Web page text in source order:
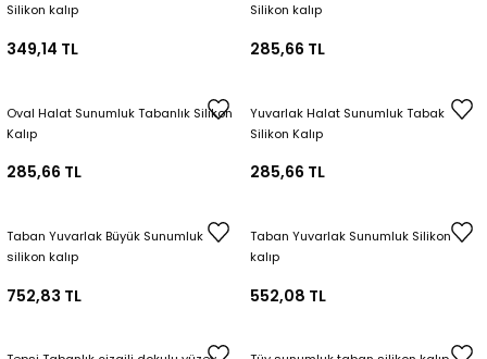
Silikon kalıp
349,14 TL
Silikon kalıp
285,66 TL
Oval Halat Sunumluk Tabanlık Silikon
Kalıp
285,66 TL
Yuvarlak Halat Sunumluk Tabak
Silikon Kalıp
285,66 TL
Taban Yuvarlak Büyük Sunumluk
silikon kalıp
752,83 TL
Taban Yuvarlak Sunumluk Silikon
kalıp
552,08 TL